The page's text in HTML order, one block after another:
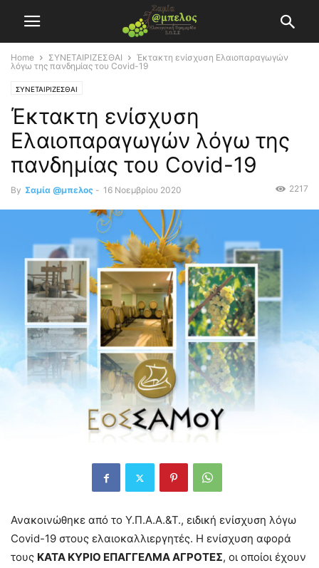
Home ΣΥΝΕΤΑΙΡΙΖΕΣΘΑΙ
Έκτακτη ενίσχυση Ελαιοπαραγωγών
λόγω της πανδημίας του Covid-19
ΣΥΝΕΤΑΙΡΙΖΕΣΘΑΙ
Έκτακτη ενίσχυση
Ελαιοπαραγωγών λόγω της
πανδημίας του Covid-19
By Σαμία @μπελος - 16 Νοεμβρίου 2020 2217
Ανακοινώθηκε από το Υ.Π.Α.Α.&Τ., ειδική ενίσχυση λόγω
Cοvid-19 στους ελαιοκαλλιεργητές. Η ενίσχυση αφορά
τους ΚΑΤΑ ΚΥΡΙΟ ΕΠΑΓΓΕΛΜΑ ΑΓΡΟΤΕΣ, οι οποίοι έχουν